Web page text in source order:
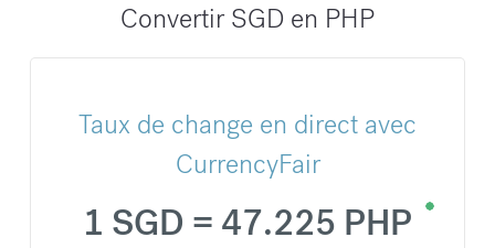
Convertir SGD en PHP
Taux de change en direct avec
CurrencyFair
1 SGD = 47.225 PHP